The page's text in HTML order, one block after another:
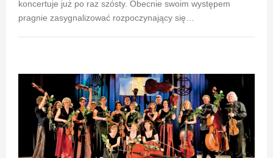
koncertuje już po raz szósty. Obecnie swoim występem
pragnie zasygnalizować rozpoczynający się…